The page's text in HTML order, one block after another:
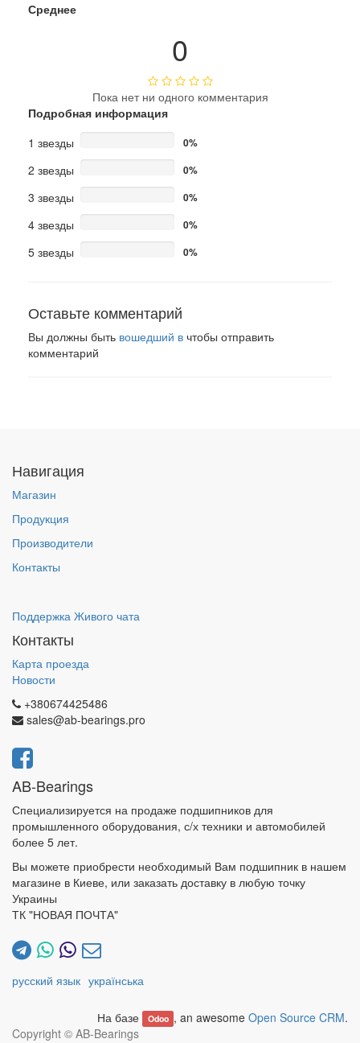
Среднее
0
Пока нет ни одного комментария
Подробная информация
1 звезды
0%
2 звезды 0%
3 звезды 0%
4 звезды 0%
5 звезды 0%
Оставьте комментарий
Вы должны быть вошедший в чтобы отправить
комментарий
Навигация
Магазин
Продукция
Производители
Контакты
Поддержка Живого чата
Контакты
Карта проезда
Новости
+380674425486
sales@ab-bearings.pro
AB-Bearings
Специализируется на продаже подшипников для
промышленного оборудования, с/х техники и автомобилей
более 5 лет.
Вы можете приобрести необходимый Вам подшипник в нашем
магазине в Киеве, или заказать доставку в любую точку
Украины
ТК "НОВАЯ ПОЧТА"
русский язык українська
На базе Odoo , an awesome Open Source CRM.
Copyright © AB-Bearings